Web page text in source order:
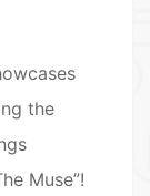
the
Muse”!